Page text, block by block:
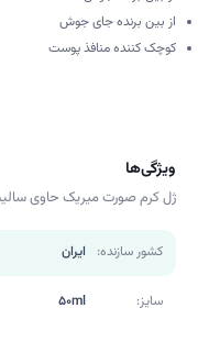
از بین برنده جای جوش
کوچک کننده منافذ پوست
ویژگی‌ها
ژل کرم صورت میریک حاوی
کشور سازنده: ایران
سایز: 50ml